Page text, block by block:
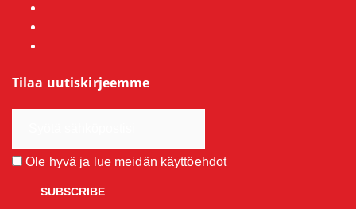
Tilaa uutiskirjeemme
Ole hyvä ja lue meidän käyttöehdot